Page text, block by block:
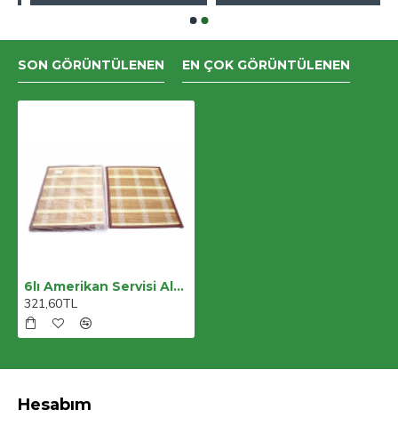
SON GÖRÜNTÜLENEN EN ÇOK GÖRÜNTÜLENEN
6lı Amerikan Servisi Alk2168
321,60TL
Hesabım